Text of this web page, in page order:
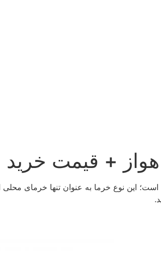
+ قیمت خرید
است؛ این نوع خرما به عنوان تنها خرمای